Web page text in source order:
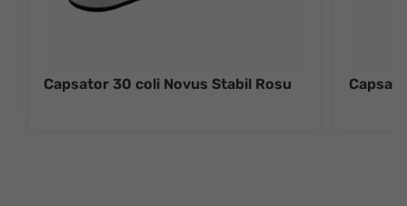
Capsator 30 coli Novus Stabil Rosu